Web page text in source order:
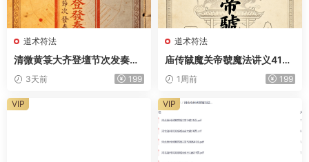
道术符法
清微黄箓大齐登壇节次发奏科
仪259页电子版
3天前 199
道术符法
庙传馘魔关帝虢魔法讲义41页
电子版
1周前 199
VIP VIP